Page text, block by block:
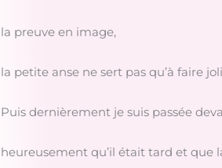
la preuve en image,
la petite anse ne sert pas qu’à faire
Puis dernièrement je suis passée
heureusement qu’il était tard et que